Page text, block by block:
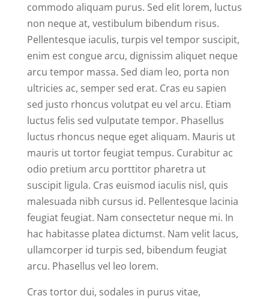
commodo aliquam purus. Sed elit lorem, luctus
non neque at, vestibulum bibendum risus.
Pellentesque iaculis, turpis vel tempor suscipit,
enim est congue arcu, dignissim aliquet neque
arcu tempor massa. Sed diam leo, porta non
ultricies ac, semper sed erat. Cras eu sapien
sed justo rhoncus volutpat eu vel arcu. Etiam
luctus felis sed vulputate tempor. Phasellus
luctus rhoncus neque eget aliquam. Mauris ut
mauris ut tortor feugiat tempus. Curabitur ac
odio pretium arcu porttitor pharetra ut
suscipit ligula. Cras euismod iaculis nisl, quis
malesuada nibh cursus id. Pellentesque lacinia
feugiat feugiat. Nam consectetur neque mi. In
hac habitasse platea dictumst. Nam velit lacus,
ullamcorper id turpis sed, bibendum feugiat
arcu. Phasellus vel leo lorem.
Cras tortor dui, sodales in purus vitae,